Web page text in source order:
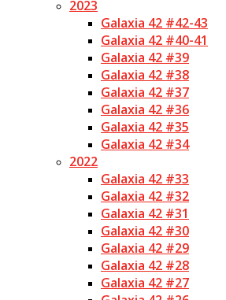
2023
Galaxia 42 #42-43
Galaxia 42 #40-41
Galaxia 42 #39
Galaxia 42 #38
Galaxia 42 #37
Galaxia 42 #36
Galaxia 42 #35
Galaxia 42 #34
2022
Galaxia 42 #33
Galaxia 42 #32
Galaxia 42 #31
Galaxia 42 #30
Galaxia 42 #29
Galaxia 42 #28
Galaxia 42 #27